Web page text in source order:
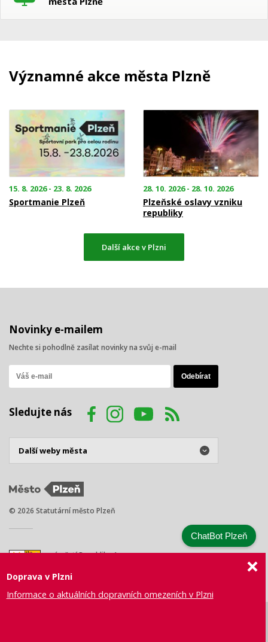
Významné akce města Plzně
15. 8. 2026 - 23. 8. 2026
Sportmanie Plzeň
28. 10. 2026 - 28. 10. 2026
Plzeňské oslavy vzniku
republiky
Další akce v Plzni
Novinky e-mailem
Nechte si pohodlně zasílat novinky na svůj e-mail
Sledujte nás
© 2026 Statutární město Plzeň
náměstí Republiky 1
Tel.: +420 378 031 111
Doprava v Plzni
Informace o aktuálních dopravních omezeních v Plzni
ChatBot Plzeň